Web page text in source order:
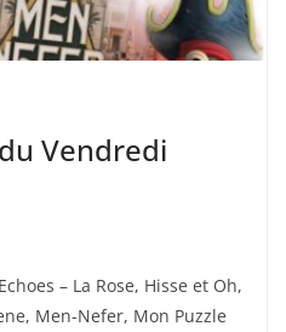
Vendredi
– La Rose, Hisse et Oh,
Men-Nefer, Mon Puzzle